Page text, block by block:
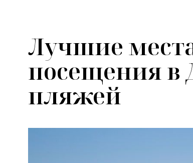
Лучшие
посещения в
пляжей